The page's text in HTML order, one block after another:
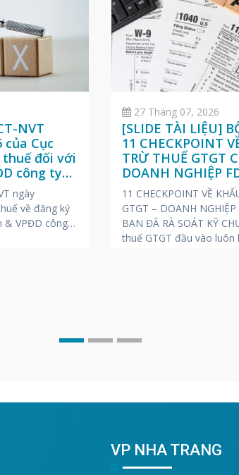
NVT
của Cục
thuế đối với
công ty
ngày
về đăng ký
& VPĐD công
27 Tháng 07, 2026
[SLIDE TÀI LIỆU]
11 CHECKPOINT
TRỪ THUẾ GTGT
DOANH NGHIỆP
ANH – NHẬT)
11 CHECKPOINT VỀ
GTGT – DOANH
BẠN ĐÃ RÀ SOÁT KỸ
thuế GTGT đầu vào
VP NHA TRANG